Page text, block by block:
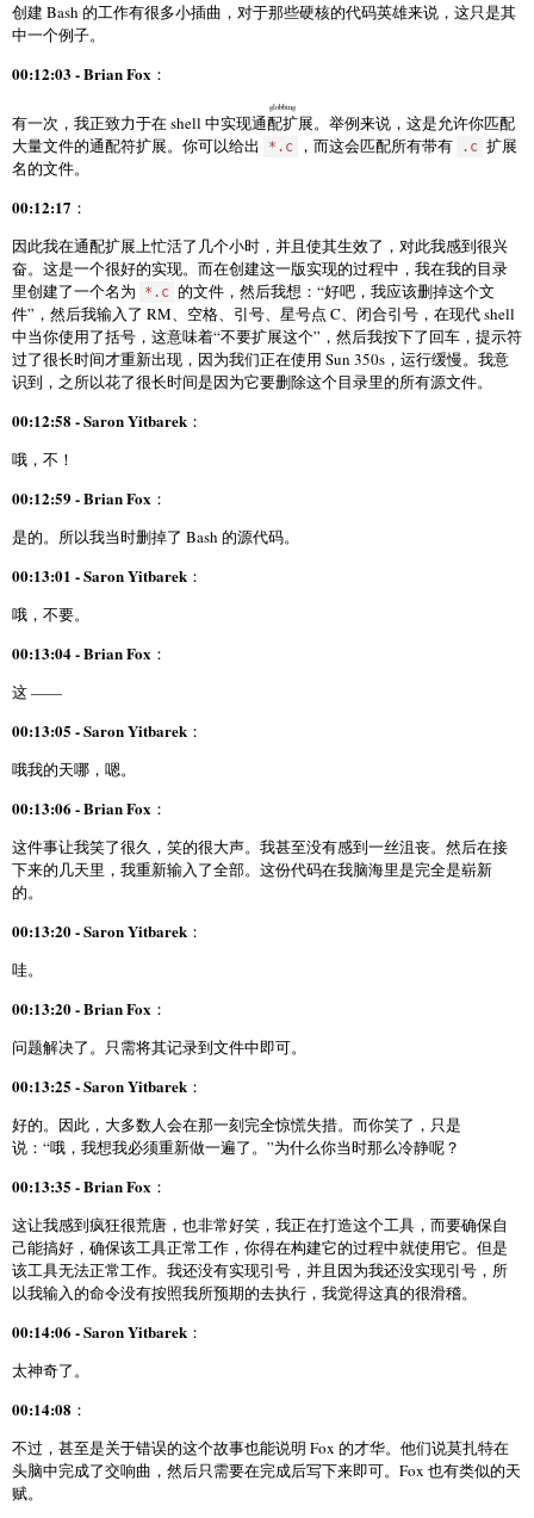
创建 Bash 的工作有很多小插曲，对于那些硬核的代码英雄来说，这只是其
中一个例子。
00:12:03 - Brian Fox ：
有一次，我正致力于在 shell 中实现通配扩展
globbing
。举例来说，这是允许你匹配
大量文件的通配符扩展。你可以给出
*.c ，而这会匹配所有带有 .c 扩展
名的文件。
00:12:17 ：
因此我在通配扩展上忙活了几个小时，并且使其生效了，对此我感到很兴
奋。这是一个很好的实现。而在创建这一版实现的过程中，我在我的目录
里创建了一个名为
*.c 的文件，然后我想：“好吧，我应该删掉这个文
件”，然后我输入了 RM、空格、引号、星号点 C、闭合引号，在现代 shell
中当你使用了括号，这意味着“不要扩展这个”，然后我按下了回车，提示符
过了很长时间才重新出现，因为我们正在使用 Sun 350s，运行缓慢。我意
识到，之所以花了很长时间是因为它要删除这个目录里的所有源文件。
00:12:58 - Saron Yitbarek ：
哦，不！
00:12:59 - Brian Fox ：
是的。所以我当时删掉了 Bash 的源代码。
00:13:01 - Saron Yitbarek ：
哦，不要。
00:13:04 - Brian Fox ：
这 ——
00:13:05 - Saron Yitbarek ：
哦我的天哪，嗯。
00:13:06 - Brian Fox ：
这件事让我笑了很久，笑的很大声。我甚至没有感到一丝沮丧。然后在接
下来的几天里，我重新输入了全部。这份代码在我脑海里是完全是崭新
的。
00:13:20 - Saron Yitbarek ：
哇。
00:13:20 - Brian Fox ：
问题解决了。只需将其记录到文件中即可。
00:13:25 - Saron Yitbarek ：
好的。因此，大多数人会在那一刻完全惊慌失措。而你笑了，只是
说：“哦，我想我必须重新做一遍了。”为什么你当时那么冷静呢？
00:13:35 - Brian Fox ：
这让我感到疯狂很荒唐，也非常好笑，我正在打造这个工具，而要确保自
己能搞好，确保该工具正常工作，你得在构建它的过程中就使用它。但是
该工具无法正常工作。我还没有实现引号，并且因为我还没实现引号，所
以我输入的命令没有按照我所预期的去执行，我觉得这真的很滑稽。
00:14:06 - Saron Yitbarek ：
太神奇了。
00:14:08 ：
不过，甚至是关于错误的这个故事也能说明 Fox 的才华。他们说莫扎特在
头脑中完成了交响曲，然后只需要在完成后写下来即可。Fox 也有类似的天
赋。